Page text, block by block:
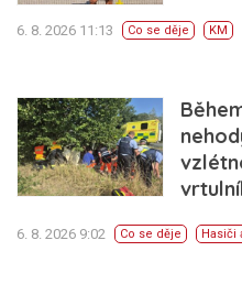
6. 8. 2026 11:13 Co se děje KM
6. 8. 2026 9:02 Co se děje Hasiči